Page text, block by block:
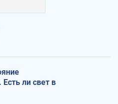
ли свет в